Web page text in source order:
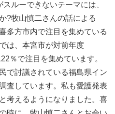
ルーできないテーマには、
?牧山慎二さんの話による
多方市内で注目を集めている
は、本宮市が対前年度
％で注目を集めています。
で討議されている福島県イン
査しています。私も愛護発表
考えるようになりました。喜